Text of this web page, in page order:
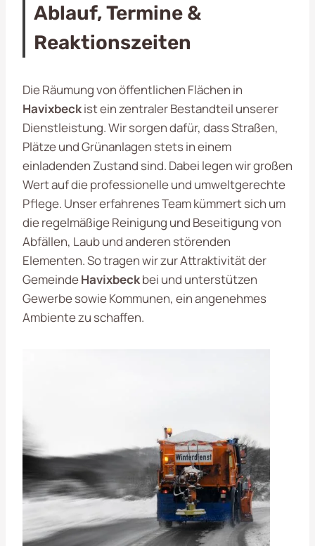
Ablauf, Termine &
Reaktionszeiten
Die Räumung von öffentlichen Flächen in
Havixbeckist ein zentraler Bestandteil unserer
Dienstleistung. Wir sorgen dafür, dass Straßen,
Plätze und Grünanlagen stets in einem
einladenden Zustand sind. Dabei legen wir großen
Wert auf die professionelle und umweltgerechte
Pflege. Unser erfahrenes Team kümmert sich um
die regelmäßige Reinigung und Beseitigung von
Abfällen, Laub und anderen störenden
Elementen. So tragen wir zur Attraktivität der
GemeindeHavixbeckbei und unterstützen
Gewerbe sowie Kommunen, ein angenehmes
Ambiente zu schaffen.